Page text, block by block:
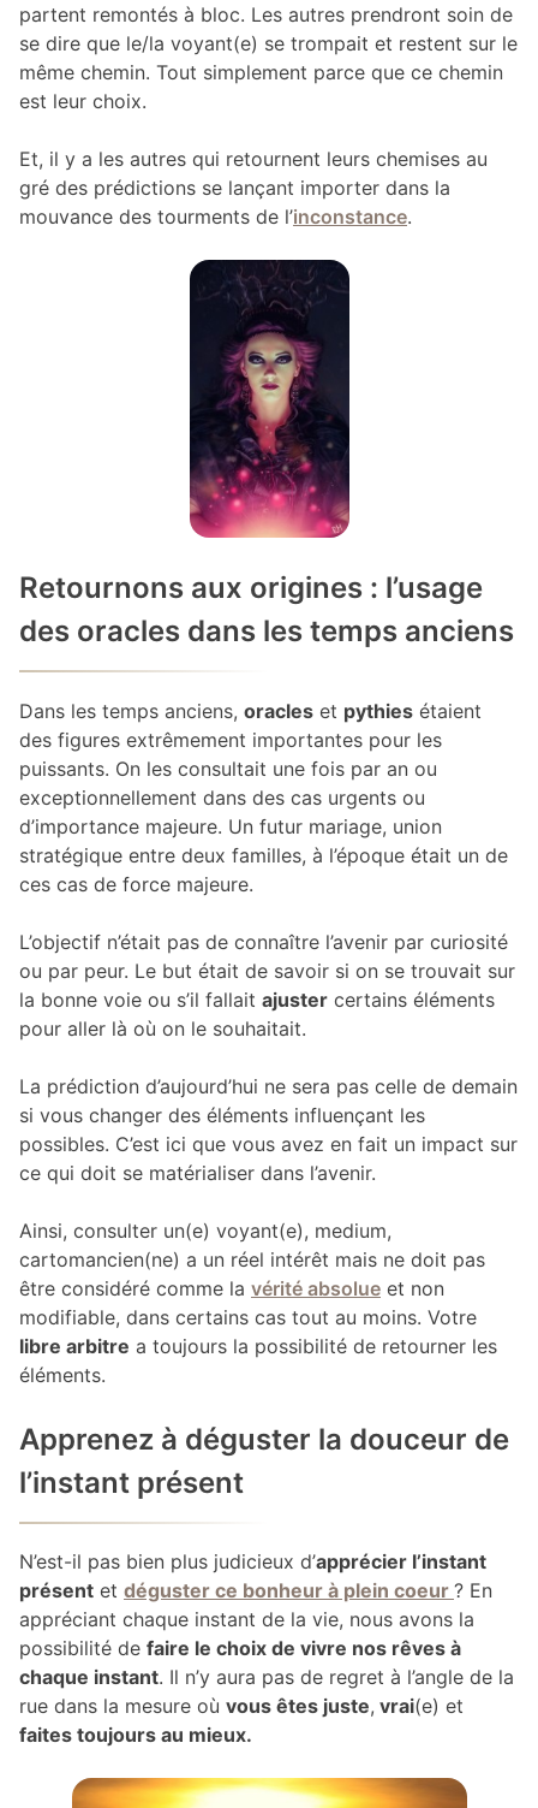
partent remontés à bloc. Les autres prendront soin de
se dire que le/la voyant(e) se trompait et restent sur le
même chemin. Tout simplement parce que ce chemin
est leur choix.
Et, il y a les autres qui retournent leurs chemises au
gré des prédictions se lançant importer dans la
mouvance des tourments de l’inconstance.
Retournons aux origines : l’usage
des oracles dans les temps anciens
Dans les temps anciens, oracles et pythies étaient
des figures extrêmement importantes pour les
puissants. On les consultait une fois par an ou
exceptionnellement dans des cas urgents ou
d’importance majeure. Un futur mariage, union
stratégique entre deux familles, à l’époque était un de
ces cas de force majeure.
L’objectif n’était pas de connaître l’avenir par curiosité
ou par peur. Le but était de savoir si on se trouvait sur
la bonne voie ou s’il fallait ajuster certains éléments
pour aller là où on le souhaitait.
La prédiction d’aujourd’hui ne sera pas celle de demain
si vous changer des éléments influençant les
possibles. C’est ici que vous avez en fait un impact sur
ce qui doit se matérialiser dans l’avenir.
Ainsi, consulter un(e) voyant(e), medium,
cartomancien(ne) a un réel intérêt mais ne doit pas
être considéré comme la vérité absolue et non
modifiable, dans certains cas tout au moins. Votre
libre arbitre a toujours la possibilité de retourner les
éléments.
Apprenez à déguster la douceur de
l’instant présent
N’est-il pas bien plus judicieux d’apprécier l’instant
présent et déguster ce bonheur à plein coeur ? En
appréciant chaque instant de la vie, nous avons la
possibilité de faire le choix de vivre nos rêves à
chaque instant. Il n’y aura pas de regret à l’angle de la
rue dans la mesure où vous êtes juste, vrai(e) et
faites toujours au mieux.